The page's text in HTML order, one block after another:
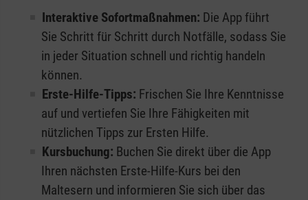
Interaktive Sofortmaßnahmen: Die App führt
Sie Schritt für Schritt durch Notfälle, sodass Sie
in jeder Situation schnell und richtig handeln
können.
Erste-Hilfe-Tipps: Frischen Sie Ihre Kenntnisse
auf und vertiefen Sie Ihre Fähigkeiten mit
nützlichen Tipps zur Ersten Hilfe.
Kursbuchung: Buchen Sie direkt über die App
Ihren nächsten Erste-Hilfe-Kurs bei den
Maltesern und informieren Sie sich über das